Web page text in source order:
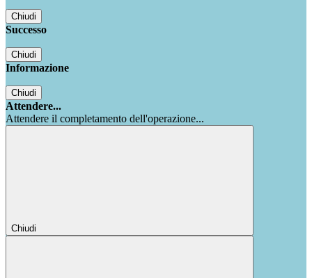
Chiudi
Successo
Chiudi
Informazione
Chiudi
Attendere...
Attendere il completamento dell'operazione...
Chiudi